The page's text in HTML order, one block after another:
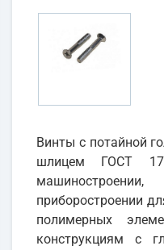
Винты с потайной
шлицем ГОСТ
приборостроении
полимерных
конструкциям с